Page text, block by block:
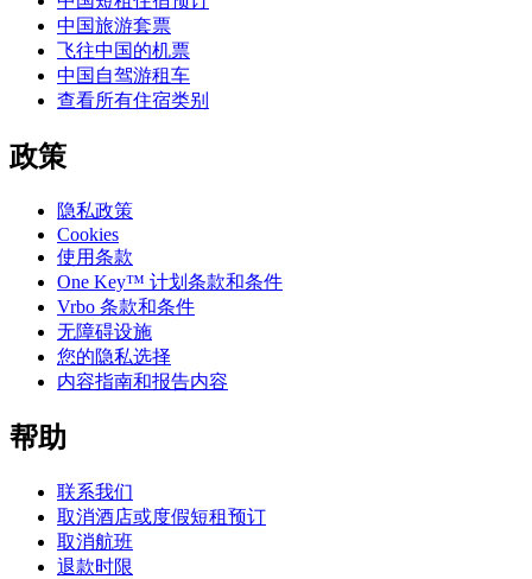
中国旅游套票
飞往中国的机票
中国自驾游租车
查看所有住宿类别
政策
隐私政策
Cookies
使用条款
One Key™ 计划条款和条件
Vrbo 条款和条件
无障碍设施
您的隐私选择
内容指南和报告内容
帮助
联系我们
取消酒店或度假短租预订
取消航班
退款时限